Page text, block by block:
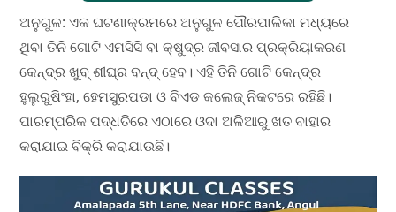
ଅନୁଗୁଳ: ଏକ ଘଟଣାକ୍ରମରେ ଅନୁଗୁଳ ପୌରପାଳିକା ମଧ୍ୟରେ
ଥିବା ତିନି ଗୋଟି ଏମସିସି ବା କ୍ଷୁଦ୍ର ଜୀବସାର ପ୍ରକ୍ରିୟାକରଣ
କେନ୍ଦ୍ର ଖୁବ୍ ଶୀଘ୍ର ବନ୍ଦ୍ ହେବ। ଏହି ତିନି ଗୋଟି କେନ୍ଦ୍ର
ହୁଲୁରୁଷିଂହା, ହେମସୁରପଡା ଓ ବିଏଡ କଲେଜ୍ ନିକଟରେ ରହିଛି।
ପାରମ୍ପରିକ ପଦ୍ଧତିରେ ଏଠାରେ ଓଦା ଅଳିଆରୁ ଖତ ବାହାର
କରାଯାଇ ବିକ୍ରି କରାଯାଉଛି।